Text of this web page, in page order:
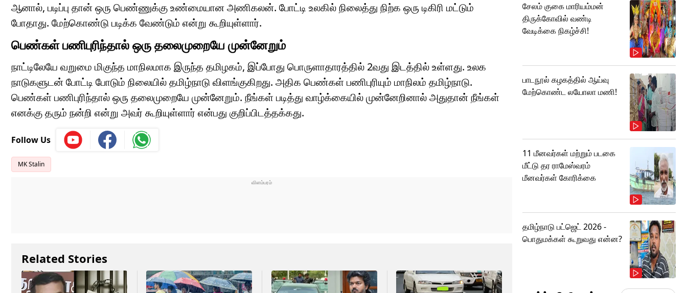
ஆனால், படிப்பு தான் ஒரு பெண்ணுக்கு உண்மையான அணிகலன். போட்டி உலகில் நிலைத்து நிற்க ஒரு டிகிரி மட்டும்
போதாது. மேற்கொண்டு படிக்க வேண்டும் என்று கூறியுள்ளார்.
பெண்கள் பணிபுரிந்தால் ஒரு தலைமுறையே முன்னேறும்
நாட்டிலேயே வறுமை மிகுந்த மாநிலமாக இருந்த தமிழகம், இப்போது பொருளாதாரத்தில் 2வது இடத்தில் உள்ளது. உலக
நாடுகளுடன் போட்டி போடும் நிலையில் தமிழ்நாடு விளங்குகிறது. அதிக பெண்கள் பணிபுரியும் மாநிலம் தமிழ்நாடு.
பெண்கள் பணிபுரிந்தால் ஒரு தலைமுறையே முன்னேறும். நீங்கள் படித்து வாழ்க்கையில் முன்னேறினால் அதுதான் நீங்கள்
எனக்கு தரும் நன்றி என்று அவர் கூறியுள்ளார் என்பது குறிப்பிடத்தக்கது.
Follow Us
MK Stalin
Related Stories
சேலம் குகை மாரியம்மன்
திருக்கோவில் வண்டி
வேடிக்கை நிகழ்ச்சி!
பாடநூல் கழகத்தில் ஆய்வு
மேற்கொண்ட லயோலா மணி!
11 மீனவர்கள் மற்றும் படகை
மீட்டு தர ராமேஸ்வரம்
மீனவர்கள் கோரிக்கை
தமிழ்நாடு பட்ஜெட் 2026 -
பொதுமக்கள் கூறுவது என்ன?